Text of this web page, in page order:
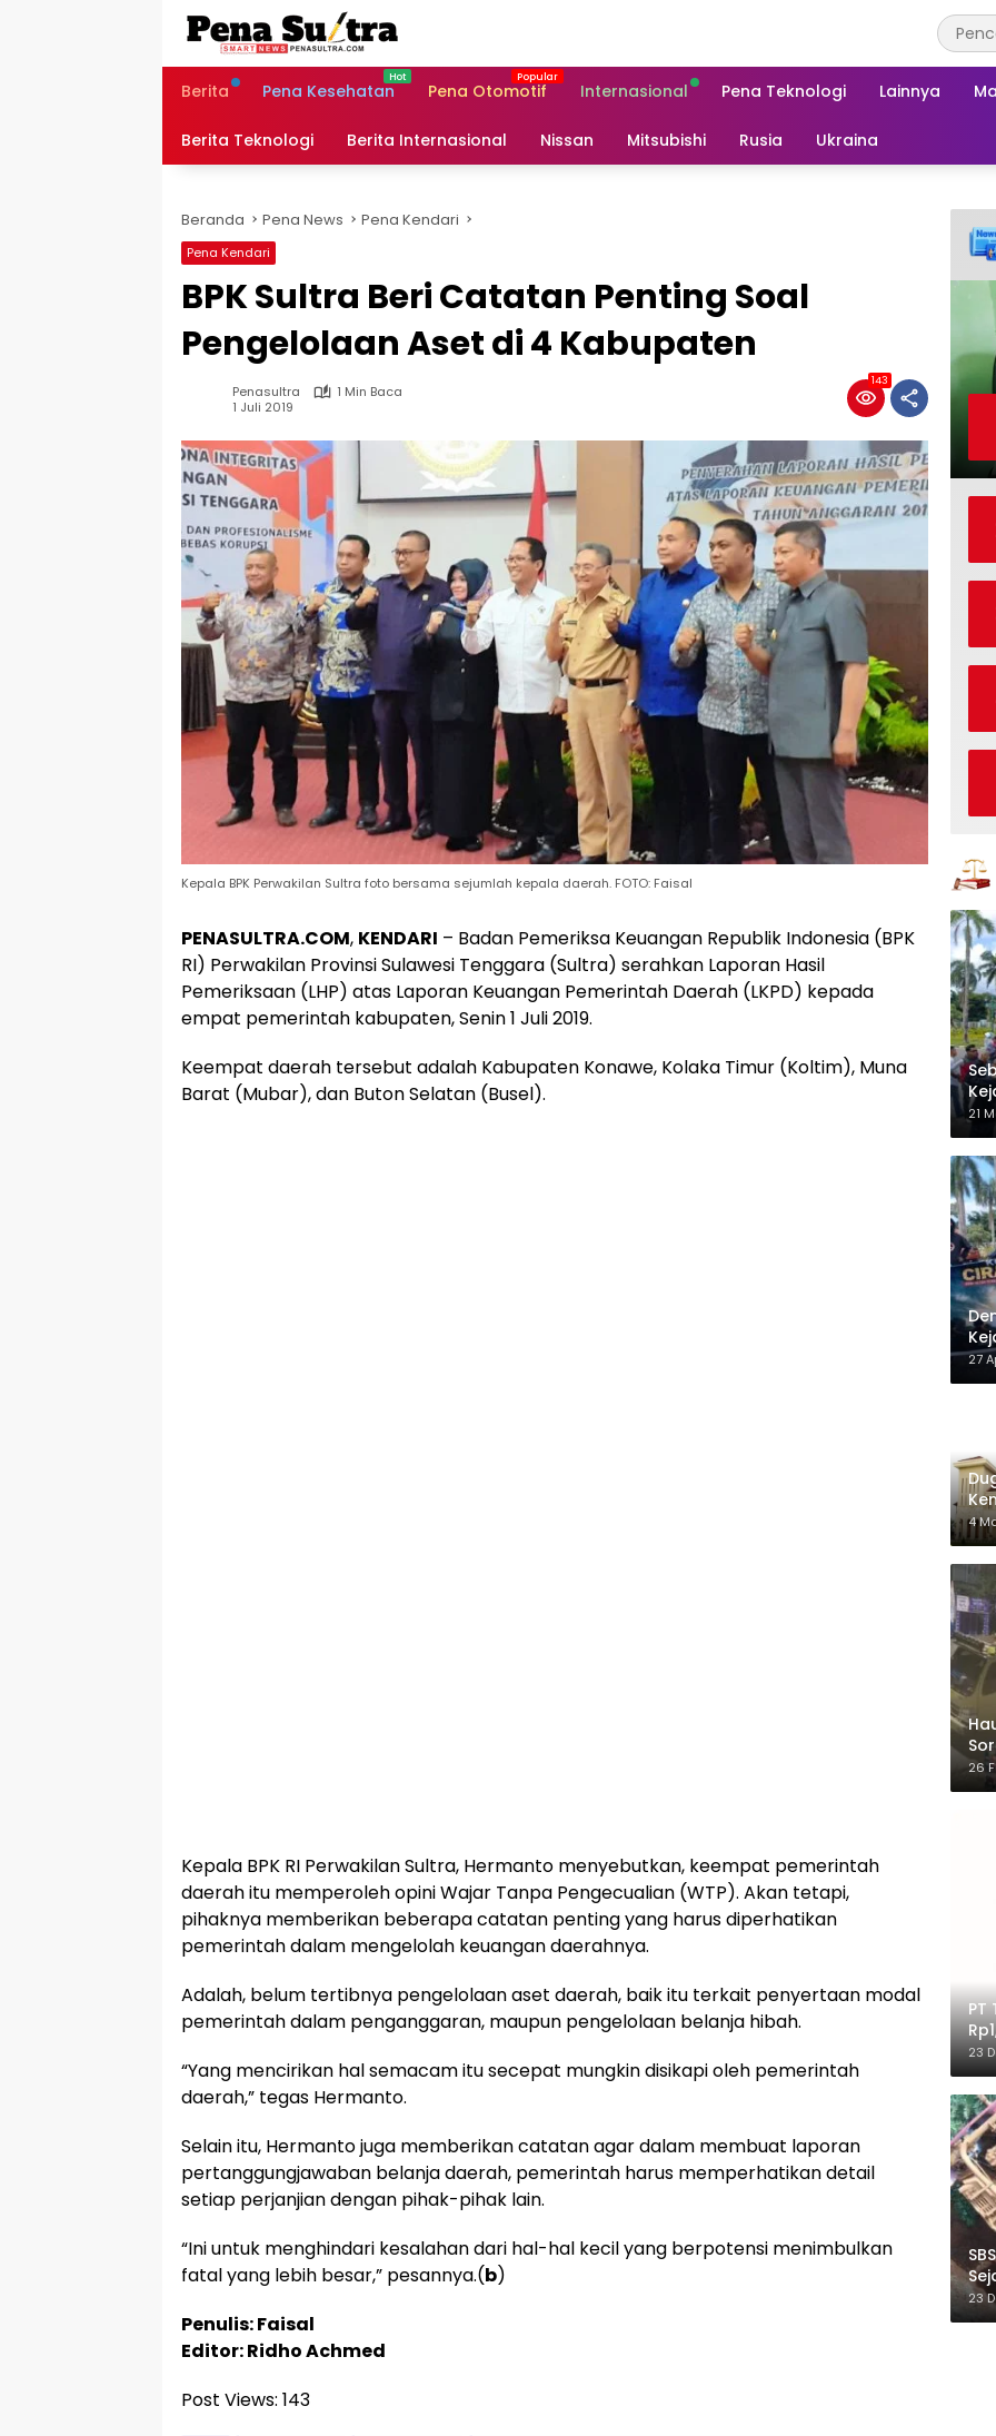
Berita
Pena Kesehatan Pena Otomotif Internasional Pena Teknologi Lainnya
Berita Teknologi Berita Internasional Nissan Mitsubishi Rusia Ukraina
Beranda Pena News Pena Kendari
Pena Kendari
BPK Sultra Beri Catatan Penting Soal
Pengelolaan Aset di 4 Kabupaten
Penasultra
1 Min Baca
1 Juli 2019
143
Kepala BPK Perwakilan Sultra foto bersama sejumlah kepala daerah. FOTO: Faisal
PENASULTRA.COM, KENDARI – Badan Pemeriksa Keuangan Republik Indonesia (BPK
RI) Perwakilan Provinsi Sulawesi Tenggara (Sultra) serahkan Laporan Hasil
Pemeriksaan (LHP) atas Laporan Keuangan Pemerintah Daerah (LKPD) kepada
empat pemerintah kabupaten, Senin 1 Juli 2019.
Keempat daerah tersebut adalah Kabupaten Konawe, Kolaka Timur (Koltim), Muna
Barat (Mubar), dan Buton Selatan (Busel).
Kepala BPK RI Perwakilan Sultra, Hermanto menyebutkan, keempat pemerintah
daerah itu memperoleh opini Wajar Tanpa Pengecualian (WTP). Akan tetapi,
pihaknya memberikan beberapa catatan penting yang harus diperhatikan
pemerintah dalam mengelolah keuangan daerahnya.
Adalah, belum tertibnya pengelolaan aset daerah, baik itu terkait penyertaan modal
pemerintah dalam penganggaran, maupun pengelolaan belanja hibah.
“Yang mencirikan hal semacam itu secepat mungkin disikapi oleh pemerintah
daerah,” tegas Hermanto.
Selain itu, Hermanto juga memberikan catatan agar dalam membuat laporan
pertanggungjawaban belanja daerah, pemerintah harus memperhatikan detail
setiap perjanjian dengan pihak-pihak lain.
“Ini untuk menghindari kesalahan dari hal-hal kecil yang berpotensi menimbulkan
fatal yang lebih besar,” pesannya.(b)
Penulis: Faisal
Editor: Ridho Achmed
Post Views: 143
21
27
4
26
PT
23
23